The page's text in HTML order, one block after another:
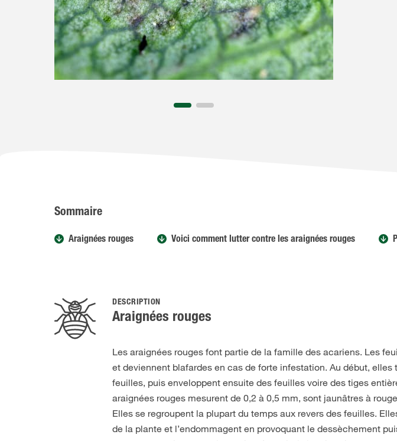
Sommaire
Araignées rouges Voici comment lutter contre les araignées rouges
DESCRIPTION
Araignées rouges
Les araignées rouges font partie de la famille des acariens. Les
et deviennent blafardes en cas de forte infestation. Au début, elles
feuilles, puis enveloppent ensuite des feuilles voire des tiges
araignées rouges mesurent de 0,2 à 0,5 mm, sont jaunâtres à
Elles se regroupent la plupart du temps aux revers des feuilles.
de la plante et l’endommagent en provoquant le dessèchement